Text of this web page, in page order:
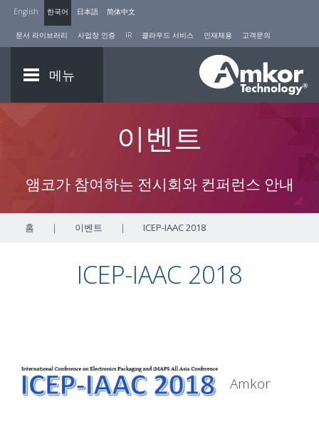
English 한국어 日本語 简体中文
문서 라이브러리 사업장 인증 IR 클라우드 서비스 인재채용 고객문의
메뉴
이벤트
앰코가 참여하는 전시회와 컨퍼런스 안내
홈 | 이벤트 | ICEP-IAAC 2018
ICEP-IAAC 2018
Amkor